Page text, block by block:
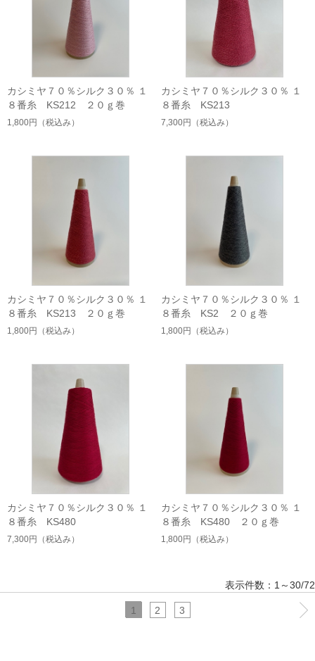
カシミヤ７０％シルク３０％ １
８番糸 KS212 ２０ｇ巻
1,800円 （税込み）
カシミヤ７０％シルク３０％ １
８番糸 KS213
7,300円 （税込み）
カシミヤ７０％シルク３０％ １
８番糸 KS213 ２０ｇ巻
1,800円 （税込み）
カシミヤ７０％シルク３０％ １
８番糸 KS2 ２０ｇ巻
1,800円 （税込み）
カシミヤ７０％シルク３０％ １
８番糸 KS480
7,300円 （税込み）
カシミヤ７０％シルク３０％ １
８番糸 KS480 ２０ｇ巻
1,800円 （税込み）
表示件数：1～30/72
1 2 3